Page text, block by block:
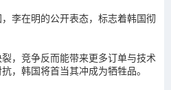
李在明的公开表态，标志着韩国彻
，竞争反而能带来更多订单与技术
，韩国将首当其冲成为牺牲品。